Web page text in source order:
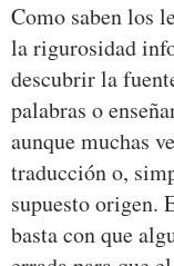
Como saben los
la rigurosidad
descubrir la
palabras o
aunque muchas
traducción o,
supuesto origen.
basta con que